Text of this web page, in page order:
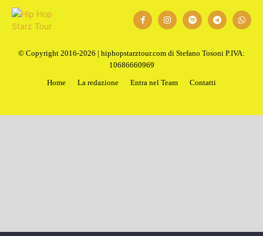
© Copyright 2016-2026 | hiphopstarztour.com di Stefano Tosoni P.IVA:
10686660969
Home
La redazione Entra nel Team Contatti